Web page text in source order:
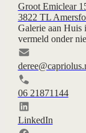
Groot Emiclear
3822 TL
Galerie aan Huis
vermeld onder
06 21871144
LinkedIn